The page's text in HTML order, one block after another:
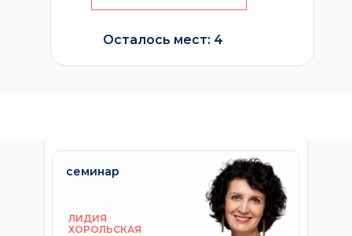
Осталось мест: 4
семинар
ЛИДИЯ
ХОРОЛЬСКАЯ